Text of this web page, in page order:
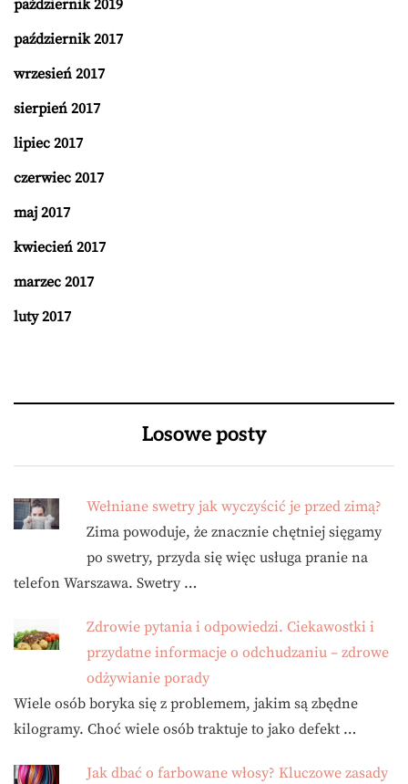
październik 2019
październik 2017
wrzesień 2017
sierpień 2017
lipiec 2017
czerwiec 2017
maj 2017
kwiecień 2017
marzec 2017
luty 2017
Losowe posty
Wełniane swetry jak wyczyścić je przed zimą?
Zima powoduje, że znacznie chętniej sięgamy
po swetry, przyda się więc usługa pranie na
telefon Warszawa. Swetry …
Zdrowie pytania i odpowiedzi. Ciekawostki i
przydatne informacje o odchudzaniu – zdrowe
odżywianie porady
Wiele osób boryka się z problemem, jakim są zbędne
kilogramy. Choć wiele osób traktuje to jako defekt …
Jak dbać o farbowane włosy? Kluczowe zasady